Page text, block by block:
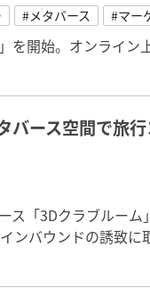
#メタバース #マー
を開始。オンライン
ース空間で旅
「3Dクラブルー
ンバウンドの誘致